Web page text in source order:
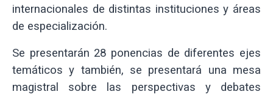
internacionales de distintas instituciones y áreas
de especialización.
Se presentarán 28 ponencias de diferentes ejes
temáticos y también, se presentará una mesa
magistral sobre las perspectivas y debates